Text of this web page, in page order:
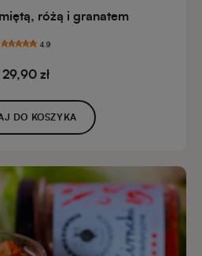
różą i granatem
4.9
29,90 zł
DO KOSZYKA